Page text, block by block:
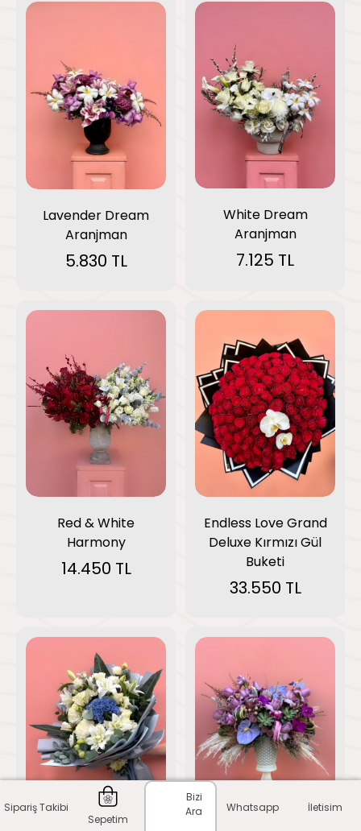
Lavender Dream
Aranjman
5.830 TL
White Dream
Aranjman
7.125 TL
Red & White
Harmony
14.450 TL
Endless Love Grand
Deluxe Kırmızı Gül
Buketi
33.550 TL
Sipariş Takibi
Sepetim
Bizi
Ara
Whatsapp İletisim